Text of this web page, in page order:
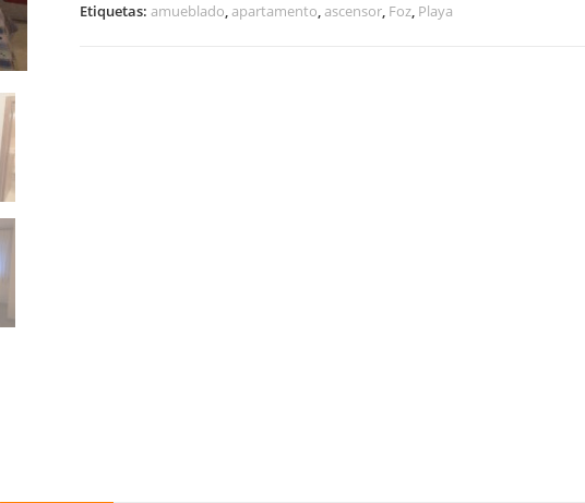
Etiquetas: amueblado,apartamento,ascensor, Foz, Playa